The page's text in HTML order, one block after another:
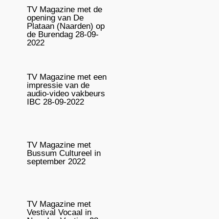
TV Magazine met de
opening van De
Plataan (Naarden) op
de Burendag 28-09-
2022
TV Magazine met een
impressie van de
audio-video vakbeurs
IBC 28-09-2022
TV Magazine met
Bussum Cultureel in
september 2022
TV Magazine met
Vestival Vocaal in